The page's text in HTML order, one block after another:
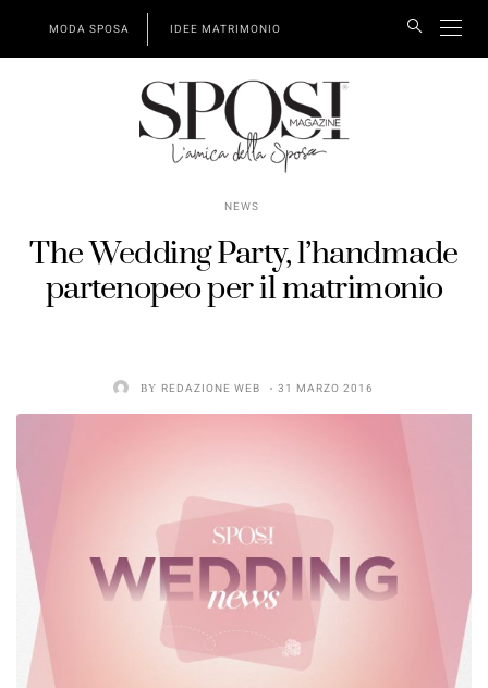
MODA SPOSA IDEE MATRIMONIO
NEWS
The Wedding Party, l’handmade
partenopeo per il matrimonio
BY REDAZIONE WEB 31 MARZO 2016